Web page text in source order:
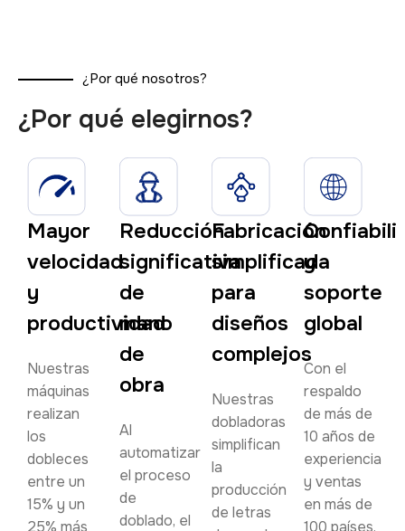
¿Por qué nosotros?
¿Por qué elegirnos?
Mayor
velocidad
y
productividad
Nuestras
máquinas
realizan
los
dobleces
entre un
15% y un
Reducción
significativa
de
mano
de
obra
Al
automatizar
el proceso
de
doblado, el
Fabricación
simplificada
para
diseños
complejos
Nuestras
dobladoras
simplifican
la
producción
de letras
y
soporte
global
Con el
respaldo
de más de
10 años de
experiencia
y ventas
en más de